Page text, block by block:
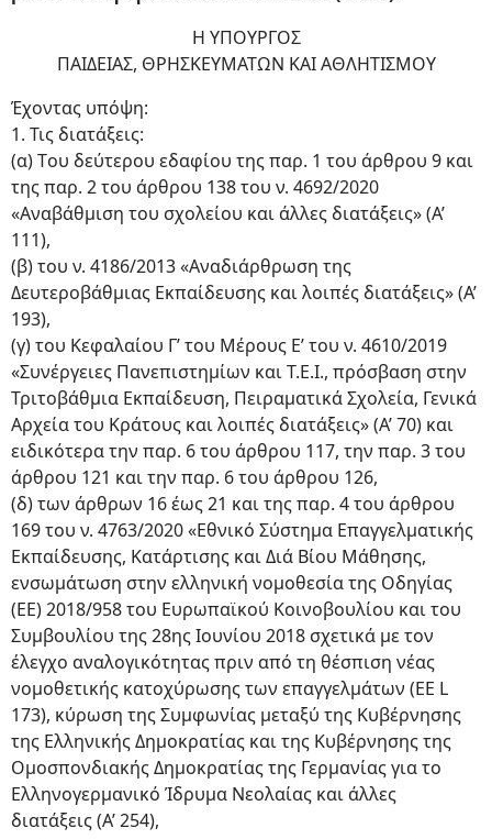
Η ΥΠΟΥΡΓΟΣ
ΠΑΙΔΕΙΑΣ, ΘΡΗΣΚΕΥΜΑΤΩΝ ΚΑΙ ΑΘΛΗΤΙΣΜΟΥ
Έχοντας υπόψη:
1. Τις διατάξεις:
(α) Tου δεύτερου εδαφίου της παρ. 1 του άρθρου 9 και
της παρ. 2 του άρθρου 138 του ν. 4692/2020
«Αναβάθμιση του σχολείου και άλλες διατάξεις» (Α’
111),
(β) του ν. 4186/2013 «Αναδιάρθρωση της
Δευτεροβάθμιας Εκπαίδευσης και λοιπές διατάξεις» (Α’
193),
(γ) του Κεφαλαίου Γ’ του Μέρους Ε’ του ν. 4610/2019
«Συνέργειες Πανεπιστημίων και Τ.Ε.Ι., πρόσβαση στην
Τριτοβάθμια Εκπαίδευση, Πειραματικά Σχολεία, Γενικά
Αρχεία του Κράτους και λοιπές διατάξεις» (Α’ 70) και
ειδικότερα την παρ. 6 του άρθρου 117, την παρ. 3 του
άρθρου 121 και την παρ. 6 του άρθρου 126,
(δ) των άρθρων 16 έως 21 και της παρ. 4 του άρθρου
169 του ν. 4763/2020 «Εθνικό Σύστημα Επαγγελματικής
Εκπαίδευσης, Κατάρτισης και Διά Βίου Μάθησης,
ενσωμάτωση στην ελληνική νομοθεσία της Οδηγίας
(ΕΕ) 2018/958 του Ευρωπαϊκού Κοινοβουλίου και του
Συμβουλίου της 28ης Ιουνίου 2018 σχετικά με τον
έλεγχο αναλογικότητας πριν από τη θέσπιση νέας
νομοθετικής κατοχύρωσης των επαγγελμάτων (EE L
173), κύρωση της Συμφωνίας μεταξύ της Κυβέρνησης
της Ελληνικής Δημοκρατίας και της Κυβέρνησης της
Ομοσπονδιακής Δημοκρατίας της Γερμανίας για το
Ελληνογερμανικό Ίδρυμα Νεολαίας και άλλες
διατάξεις (Α’ 254),